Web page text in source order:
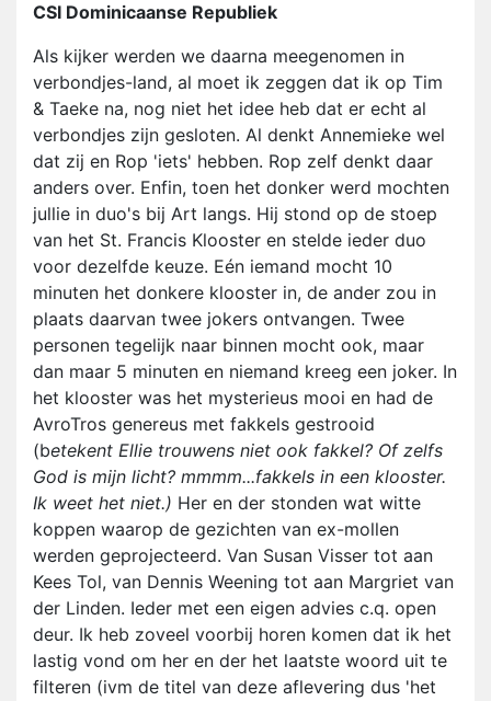
CSI Dominicaanse Republiek
Als kijker werden we daarna meegenomen in
verbondjes-land, al moet ik zeggen dat ik op Tim
& Taeke na, nog niet het idee heb dat er echt al
verbondjes zijn gesloten. Al denkt Annemieke wel
dat zij en Rop 'iets' hebben. Rop zelf denkt daar
anders over. Enfin, toen het donker werd mochten
jullie in duo's bij Art langs. Hij stond op de stoep
van het St. Francis Klooster en stelde ieder duo
voor dezelfde keuze. Eén iemand mocht 10
minuten het donkere klooster in, de ander zou in
plaats daarvan twee jokers ontvangen. Twee
personen tegelijk naar binnen mocht ook, maar
dan maar 5 minuten en niemand kreeg een joker. In
het klooster was het mysterieus mooi en had de
AvroTros genereus met fakkels gestrooid
(betekent Ellie trouwens niet ook fakkel? Of zelfs
God is mijn licht? mmmm...fakkels in een klooster.
Ik weet het niet.) Her en der stonden wat witte
koppen waarop de gezichten van ex-mollen
werden geprojecteerd. Van Susan Visser tot aan
Kees Tol, van Dennis Weening tot aan Margriet van
der Linden. Ieder met een eigen advies c.q. open
deur. Ik heb zoveel voorbij horen komen dat ik het
lastig vond om her en der het laatste woord uit te
filteren (ivm de titel van deze aflevering dus 'het